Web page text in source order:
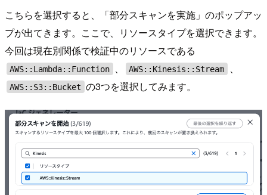
こちらを選択すると、「部分スキャンを実施」のポップアッ
プが出てきます。ここで、リソースタイプを選択できます。
今回は現在別関係で検証中のリソースである
AWS::Lambda::Function 、 AWS::Kinesis::Stream 、
AWS::S3::Bucket の3つを選択してみます。